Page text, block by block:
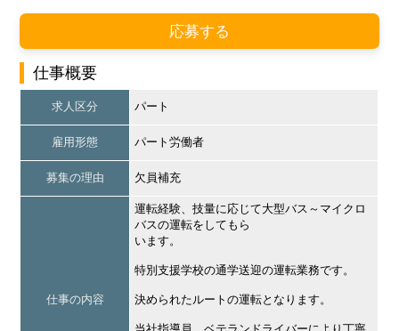
応募する
仕事概要
求人区分 パート
雇用形態 パート労働者
募集の理由 欠員補充
仕事の内容
運転経験、技量に応じて大型バス～マイクロ
バスの運転をしてもら
います。
特別支援学校の通学送迎の運転業務です。
決められたルートの運転となります。